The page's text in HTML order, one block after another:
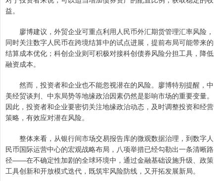
益。
廖博建议，外贸企业可重点利用人民币外汇期货管理汇率风险，
同时关注数字人民币在跨境结算中的试点进展，提前布局可能带来的
结算成本优化；科创企业则可积极对接科创债券风险分担工具，降低
融资成本。
然而，投资者和企业也不能忽视潜在的风险。廖博特别提醒，中
美经贸谈判、中东局势等地缘政治因素仍然是影响市场的重要变量。
因此，投资者和企业要密切关注地缘政治动态，及时调整投资和经营
策略，有效应对潜在风险。
整体来看，从银行间市场交易报告库的微观数据治理，到数字人
民币国际运营中心的宏观战略布局，八项举措已经勾勒出一条清晰路
径——在不确定性加剧的全球环境中，通过金融基础设施升级、政策
工具创新和开放模式迭代，既筑牢风险防线，又开拓发展新局。